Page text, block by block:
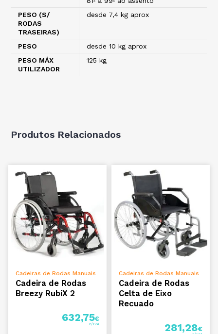
PESO (S/
RODAS
TRASEIRAS)
desde 7,4 kg aprox
PESO
desde 10 kg aprox
PESO MÁX
UTILIZADOR
125 kg
Produtos Relacionados
ADICIONAR
Cadeiras de Rodas Manuais
Cadeira de Rodas
Breezy RubiX 2
632,75€
VER OPÇÕES
Cadeiras de Rodas Manuais
Cadeira de Rodas
Celta de Eixo
Recuado
281,28€